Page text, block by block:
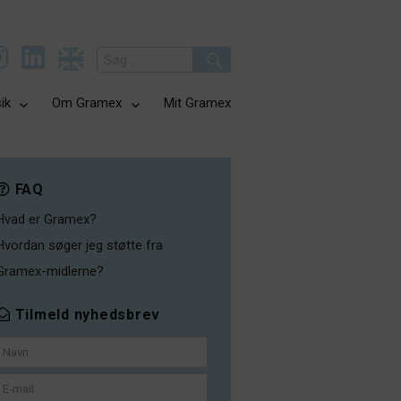
Om Gramex Mit Gramex
FAQ
er Gramex?
søger jeg støtte fra
midlerne?
Tilmeld nyhedsbrev